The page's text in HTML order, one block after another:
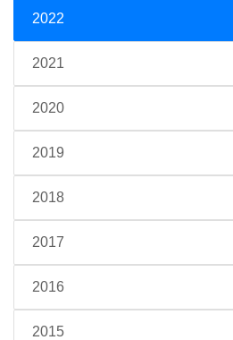
2022
2021
2020
2019
2018
2017
2016
2015